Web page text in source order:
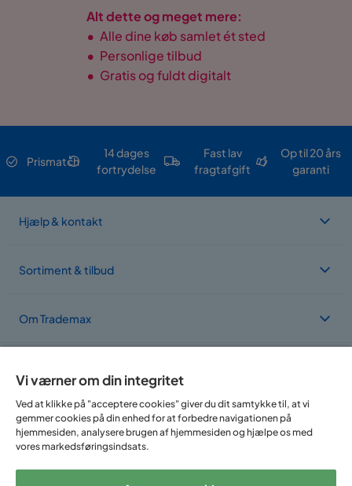
Alt dette og meget mere:
• Alle dine køb samlet ét sted
• Personlige tilbud
• Gratis og fuldt digitalt
Prismatch
14 dages
fortrydelse
Fast lav
fragtafgift
Op til 20 års
garanti
Hjælp & kontakt
Sortiment & tilbud
Om Trademax
Vi findes i flere forskellige lande
Vi værner om din integritet
Ved at klikke på "acceptere cookies" giver du dit samtykke til, at vi
gemmer cookies på din enhed for at forbedre navigationen på
hjemmesiden, analysere brugen af hjemmesiden og hjælpe os med
vores markedsføringsindsats.